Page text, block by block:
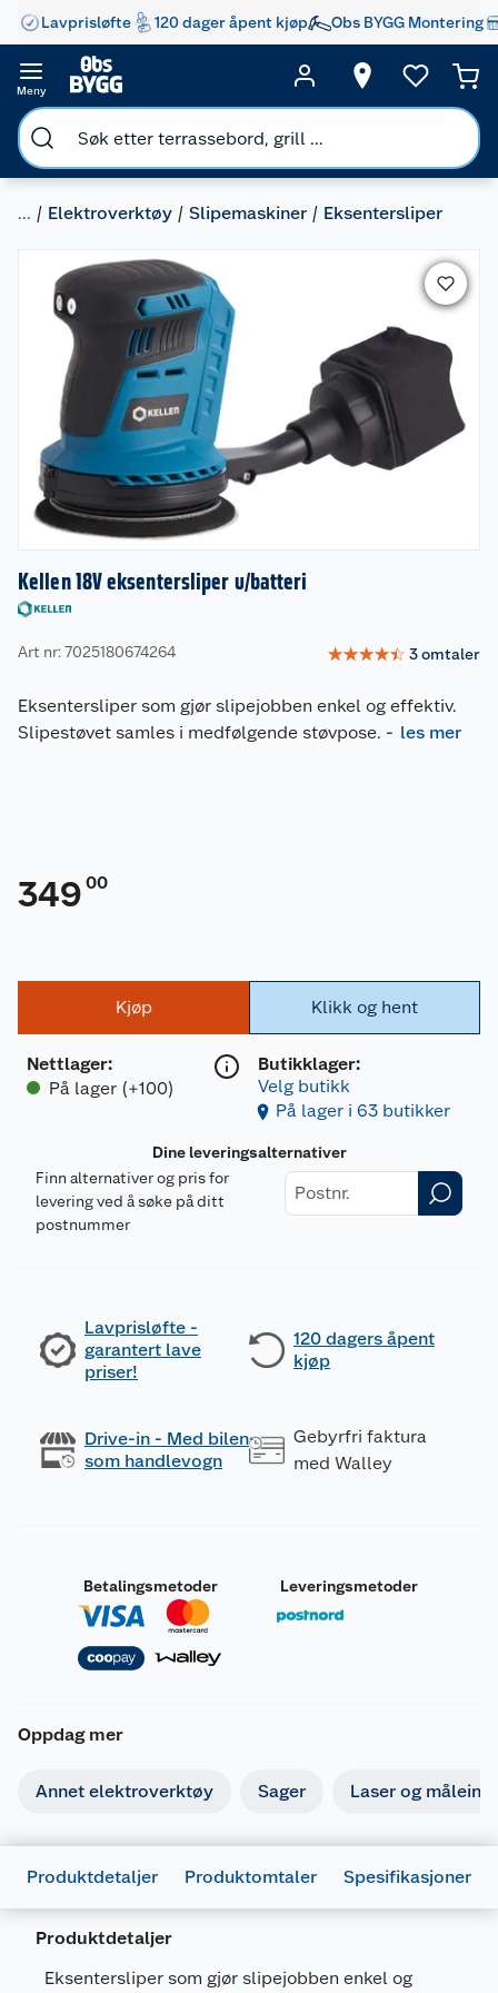
Lavprisløfte 120 dager åpent kjøp Obs BYGG Montering
Meny
... Elektroverktøy Slipemaskiner Eksentersliper
Kellen 18V eksentersliper u/batteri
Art nr: 7025180674264 ☆☆☆☆☆ 3omtaler
Eksentersliper som gjør slipejobben enkel og effektiv.
Slipestøvet samles i medfølgende støvpose. - les mer
349 00
Kjøp
Nettlager:
På lager (+100)
Klikk og hent
Butikklager:
Velg butikk
På lager i 63 butikker
Dine leveringsalternativer
Finn alternativer og pris for
levering ved å søke på ditt
postnummer
Lavprisløfte -
garantert lave
priser!
120 dagers åpent
kjøp
Drive-in - Med bilen
som handlevogn
Gebyrfri faktura
med Walley
Betalingsmetoder Leveringsmetoder
Oppdag mer
Annet elektroverktøy Sager Laser og
Produktdetaljer Produktomtaler Spesifikasjoner
Produktdetaljer
Eksentersliper som gjør slipejobben enkel og